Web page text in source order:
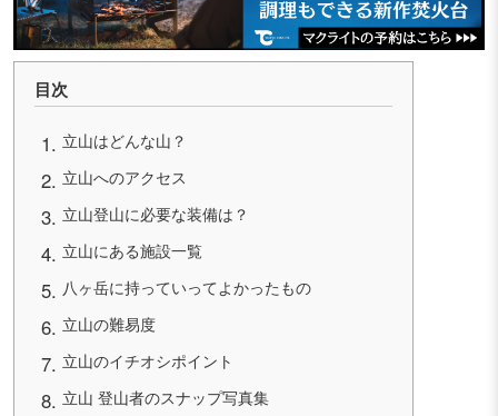
目次
立山はどんな山？
立山へのアクセス
立山登山に必要な装備は？
立山にある施設一覧
八ヶ岳に持っていってよかったもの
立山の難易度
立山のイチオシポイント
立山 登山者のスナップ写真集